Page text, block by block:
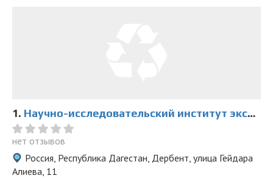
1. Научно-исследовательский институт экспертиз
нет отзывов
Россия, Республика Дагестан, Дербент, улица Гейдара
Алиева, 11